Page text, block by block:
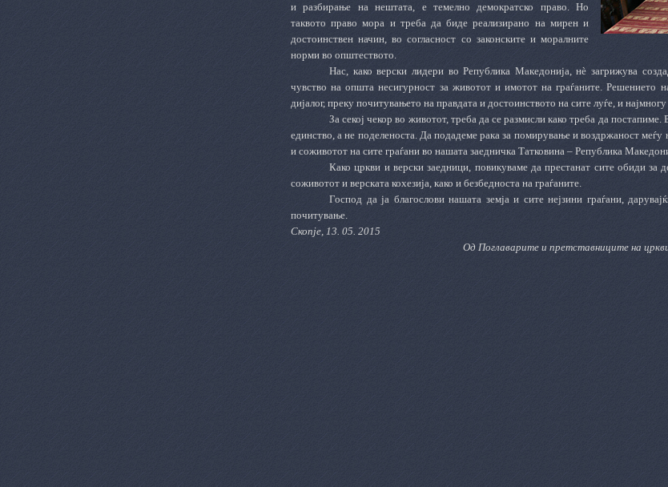
и разбирање на нештата, е темелно демократско право. Но
таквото право мора и треба да биде реализирано на мирен и
достоинствен начин, во согласност со законските и моралните
норми во општеството.
Нас, како верски лидери во Република Македонија, нѐ загрижува
чувство на општа несигурност за животот и имотот на граѓаните.
дијалог, преку почитувањето на правдата и достоинството на сите луѓе, и
За секој чекор во животот, треба да се размисли како треба да
единство, а не поделеноста. Да подадеме рака за помирување и воздржаност
и соживотот на сите граѓани во нашата заедничка Татковина – Република
Како цркви и верски заедници, повикуваме да престанат сите обиди за
соживотот и верската кохезија, како и безбедноста на граѓаните.
Господ да ја благослови нашата земја и сите нејзини граѓани,
почитување.
Скопје, 13. 05. 2015
Од Поглаварите и претставниците на